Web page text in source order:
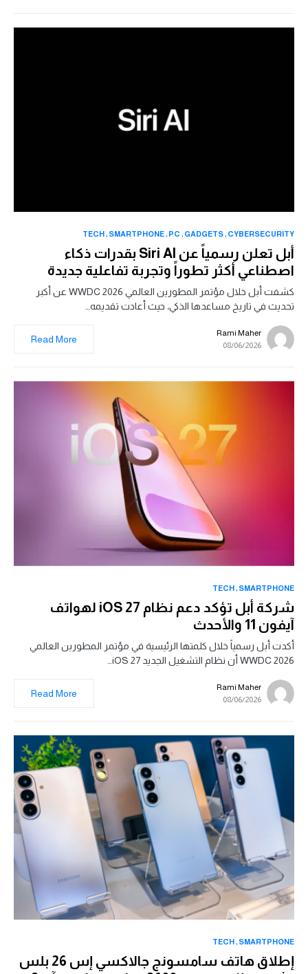
CYBERSECURITY
GADGETS
PC
SMARTPHONE
TECH
أبل تعلن رسمياً عن Siri AI بقدرات ذكاء
اصطناعي أكثر تطوراً وتجربة تفاعلية جديدة
كشفت أبل خلال مؤتمر المطورين العالمي WWDC 2026 عن أكبر
تحديث في تاريخ مساعدها الذكي، حيث أعادت تقديمه…
Rami Maher
08/06/2026
Read More
SMARTPHONE
TECH
شركة أبل تؤكد دعم نظام iOS 27 لهواتف
آيفون 11 والأحدث
أكدت أبل رسمياً خلال كلمتها الرئيسية في مؤتمر المطورين العالمي
WWDC 2026 أن نظام التشغيل الجديد iOS 27…
Rami Maher
08/06/2026
Read More
SMARTPHONE
TECH
إطلاق هاتف سامسونج جالاكسي إس 26 بلس